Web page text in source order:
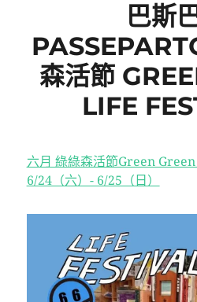
巴斯
森活節
LIFE
六月 綠綠森活節Green
6/24（六）- 6/25（日）